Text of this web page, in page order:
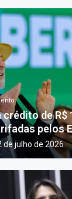
crédito de R$
pelos
de julho de 2026